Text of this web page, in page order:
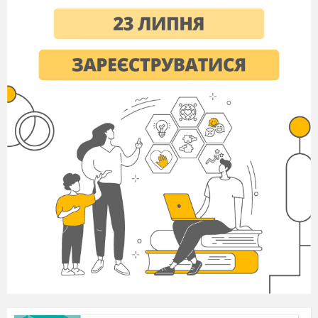
дивному розмаїтті, свободі й разом із тим чіткості
ритмів із характерною для джазу зміною акцентів із
сильної долі на слабку («синкопами»), у талановитій
імпровізації виконавців. Джаз став даром негрів
Америці, а згодом — даром Америки світовому
мистецтву. Новоспечені музиканти невпинно
(започатковуючи традицію, від якої ніколи не
відмовиться джаз) — і навіть їх музична неписьменність
була позитивним чинником.
2. Словникова робота.
— жанр професійної музики, який виник на
початку XX ст. у Південних штатах США внаслідок
взаємодії африканської та європейської танцювальної
музики. Вирізняється імпровізаційністю, підвищеною
емоційністю, витонченою ритмічністю (синкопування,
поліритмія), специфічним складом виконавців та
інструментів, використанням різноманітних тембрових
барв, звуконаслідуванням тощо. Також джазом
називають колектив, який виконує цю музику (джаз-
Хоча голос Африки звучав у цьому хорі голосніше за